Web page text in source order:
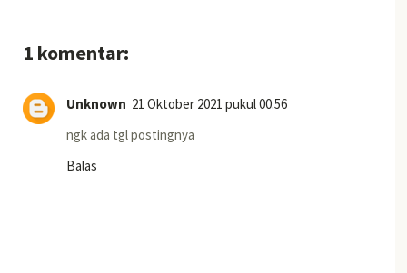
1 komentar:
Unknown 21 Oktober 2021 pukul 00.56
ngk ada tgl postingnya
Balas